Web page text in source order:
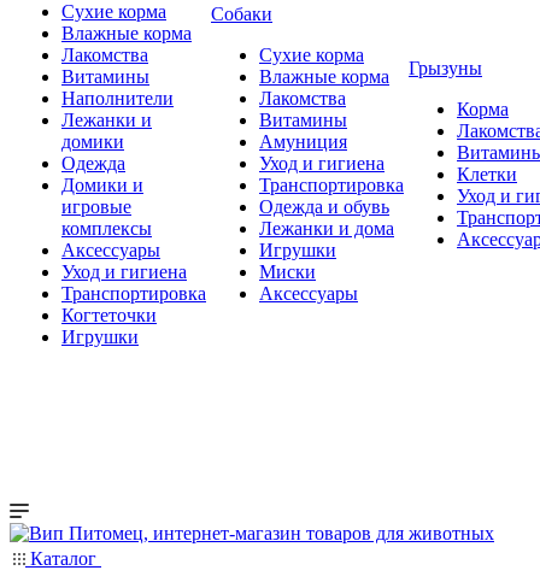
Сухие корма
Влажные корма
Лакомства
Витамины
Наполнители
Лежанки и
домики
Одежда
Домики и
игровые
комплексы
Аксессуары
Уход и гигиена
Транспортировка
Когтеточки
Игрушки
Собаки
Сухие корма
Влажные корма
Лакомства
Витамины
Амуниция
Уход и гигиена
Транспортировка
Одежда и обувь
Лежанки и дома
Игрушки
Миски
Аксессуары
Грызуны
Корма
Клетки
Уход и
Каталог